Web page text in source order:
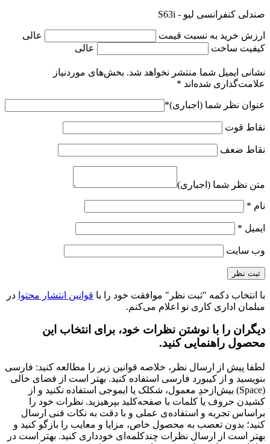
صندلی کنفرانسی لیو - S63i
ارزش خرید به نسبت قیمت
عالی
کیفیت ساخت
عالی
نشانی ایمیل شما منتشر نخواهد شد. بخش‌های موردنیاز
علامت‌گذاری شده‌اند *
عنوان نظر شما (اجباری)*
نقاط قوت
نقاط ضعف
متن نظر شما (اجباری)
نام *
ایمیل *
وب‌ سایت
با انتخاب دکمه "ثبت نظر" موافقت خود را با قوانین انتشار محتوا در
مبلمان اداری کاری نو اعلام می‌کنم.
دیگران را با نوشتن نظرات خود، برای انتخاب این
محصول راهنمایی کنید.
لطفا پیش از ارسال نظر، خلاصه قوانین زیر را مطالعه کنید: فارسی
بنویسید و از کیبورد فارسی استفاده کنید. بهتر است از فضای خالی
(Space) بیش‌از‌حدِ معمول، شکلک یا ایموجی استفاده نکنید و از
کشیدن حروف یا کلمات با صفحه‌کلید بپرهیزید. نظرات خود را
براساس تجربه و استفاده‌ی عملی و با دقت به نکات فنی ارسال
کنید؛ بدون تعصب به محصول خاص، مزایا و معایب را بازگو کنید و
بهتر است از ارسال نظرات چندکلمه‌‌ای خودداری کنید. بهتر است در